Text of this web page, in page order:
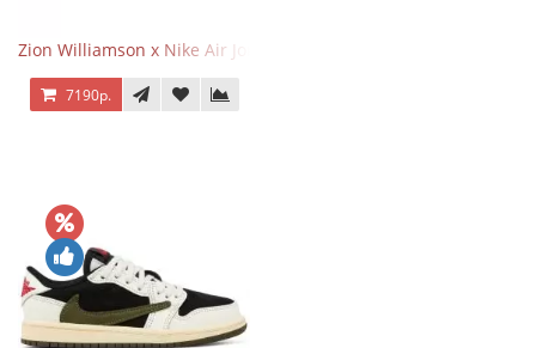
Zion Williamson x Nike Air Jordan 1 Retro Low OG Voodoo
7190р.